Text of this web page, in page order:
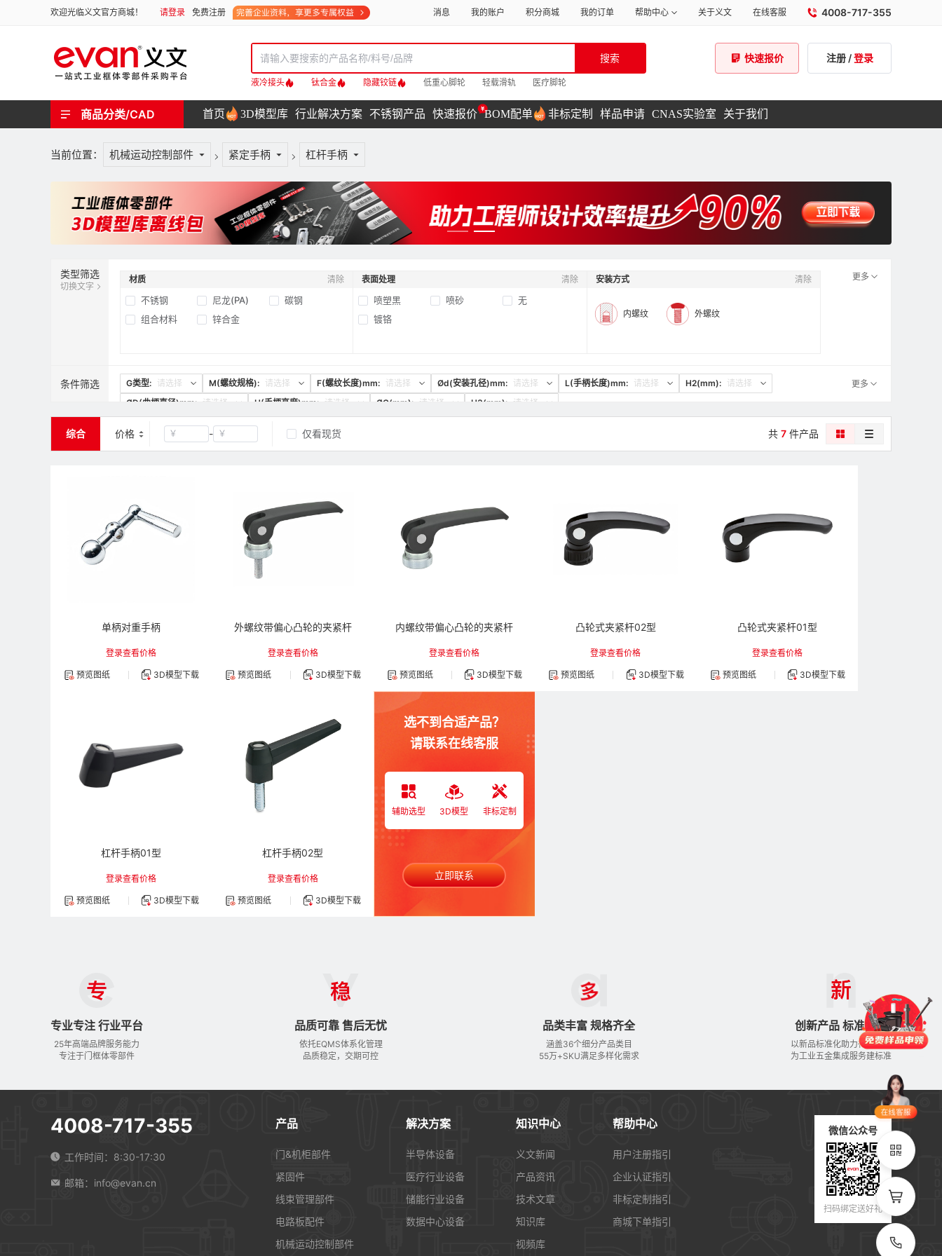
欢迎光临义文官方商城！ 请登录 免费注册 消息 我的账户 积分商城 我的订单 帮助中心 关于义文 在线客服 4008-717-355
搜索
液冷接头 钛合金 隐藏铰链 低重心脚轮 轻载滑轨 医疗脚轮
快速报价 注册 / 登录
商品分类/CAD 首页 3D模型库 行业解决方案 不锈钢产品 快速报价 BOM配单 非标定制 样品申请 CNAS实验室 关于我们
当前位置： 机械运动控制部件 紧定手柄 杠杆手柄
类型筛选
切换文字
材质 清除
不锈钢 尼龙(PA)
碳钢
组合材料
锌合金
表面处理 清除
喷塑黑 喷砂
无
镀铬
安装方式 清除
内螺纹 外螺纹
更多
条件筛选 G类型: 请选择 M(螺纹规格): 请选择 F(螺纹长度)mm: 请选择 Ød(安装孔径)mm: 请选择 L(手柄长度)mm: 请选择 H2(mm): 请选择
ØD(曲柄直径)mm:
请选择 H(手柄高度)mm: 请选择 ØC(mm): 请选择 H3(mm): 请选择
更多
综合 价格 ￥ - ￥ 仅看现货 共 7 件产品
单柄对重手柄
登录查看价格
预览图纸 3D模型下载
外螺纹带偏心凸轮的夹紧杆
登录查看价格
预览图纸 3D模型下载
内螺纹带偏心凸轮的夹紧杆
登录查看价格
预览图纸 3D模型下载
凸轮式夹紧杆02型
登录查看价格
预览图纸 3D模型下载
凸轮式夹紧杆01型
登录查看价格
预览图纸 3D模型下载
杠杆手柄01型
登录查看价格
预览图纸 3D模型下载
杠杆手柄02型
登录查看价格
预览图纸 3D模型下载
选不到合适产品？
请联系在线客服
辅助选型 3D模型 非标定制
立即联系
专业专注 行业平台
25年高端品牌服务能力
专注于门框体零部件
品质可靠 售后无忧
依托EQMS体系化管理
品质稳定，交期可控
品类丰富 规格齐全
涵盖36个细分产品类目
55万+SKU满足多样化需求
创新产品 标准先行
以新品标准化助力行业发展
为工业五金集成服务建标准
4008-717-355
工作时间：8:30-17:30
邮箱：info@evan.cn
产品
门&机柜部件
紧固件
线束管理部件
电路板配件
机械运动控制部件
解决方案
半导体设备
医疗行业设备
储能行业设备
数据中心设备
知识中心
义文新闻
产品资讯
技术文章
知识库
视频库
帮助中心
用户注册指引
企业认证指引
非标定制指引
商城下单指引
微信公众号
扫码绑定送好礼
门锁铰链拉手
脚轮
支撑更多
品类齐全
立即申领
在线选 1V1客
立即联系